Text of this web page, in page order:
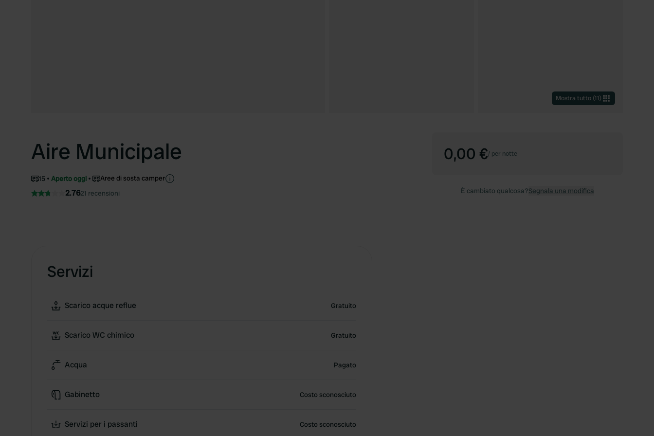
Mostra tutto (11)
Aire Municipale
15 Aperto oggi Aree di sosta camper
2.7621 recensioni
Servizi
Scarico acque reflue Gratuito
Scarico WC chimico Gratuito
Acqua Pagato
Gabinetto Costo sconosciuto
Servizi per i passanti Costo sconosciuto
0,00 €/ per notte
È cambiato qualcosa?Segnala una modifica